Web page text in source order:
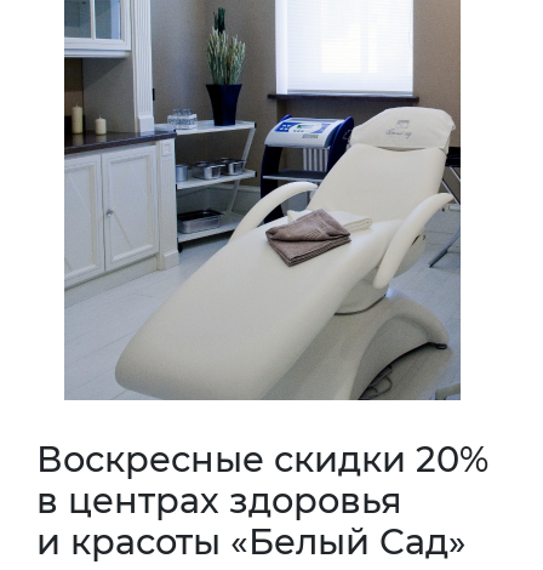
Воскресные скидки 20%
в центрах здоровья
и красоты «Белый Сад»